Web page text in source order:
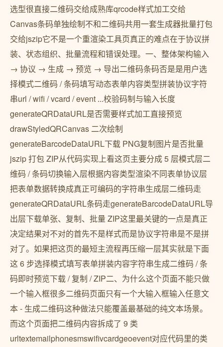
选型很直接二维码交给成熟库qrcode样式加工交给
Canvas条码单独绘制不和二维码共用一套生成器批量打包
交给jszip它不是一个重渲染工具页真正的难点在于协议拼
装、状态组织、批量流程和错误处理。一、整体架构输入
→ 协议 → 生成 → 预览 → 导出二维码条码否是是用户选
择模式二维码 / 条码填写动态表单内容类型拼装协议字符
串url / wifi / vcard / event ...校验码制与输入长度
generateQRDataURL是否需要样式加工直接预览
drawStyledQRCanvas 二次绘制
generateBarcodeDataURL下载 PNG复制图片是否批量
jszip 打包 ZIP从代码实现上看这页主要分成 5 层模式层二
维码 / 条码切换输入层根据内容类型渲染不同表单协议层
把表单数据转换成真正可编码的字符串生成层二维码走
generateQRDataURL条码走generateBarcodeDataURL导
出层下载单张、复制、批量 ZIP这里最关键的一点是真正
决定结果对不对的首先不是样式而是协议字符串是不是拼
对了。如果把这页的最短主流程再压缩一层其实就是下面
这 6 步选择模式填写表单拼装内容字符串生成二维码 / 条
码即时预览下载 / 复制 / ZIP二、为什么这个页面不能只做
一个输入框很多二维码页面只有一个大输入框输入任意文
本 - 生成二维码这种做法只能覆盖最基础的纯文本场景。
而这个页面把二维码内容拆成了 9 类
urltextemailphonesmswifivcardgeoevent对应代码里的类